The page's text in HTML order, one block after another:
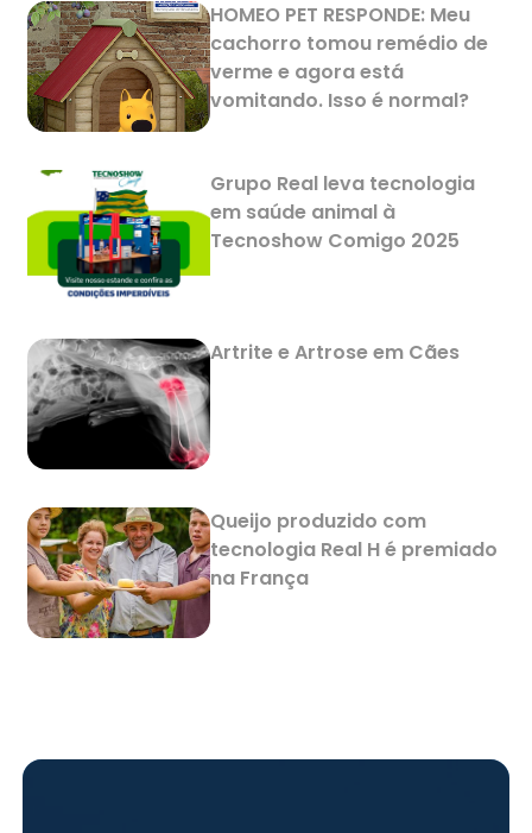
HOMEO PET RESPONDE: Meu
cachorro tomou remédio de
verme e agora está
vomitando. Isso é normal?
Grupo Real leva tecnologia
em saúde animal à
Tecnoshow Comigo 2025
Artrite e Artrose em Cães
Queijo produzido com
tecnologia Real H é premiado
na França